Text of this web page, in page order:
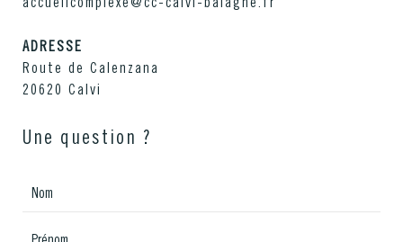
ADRESSE
Route de Calenzana
20620 Calvi
Une question ?